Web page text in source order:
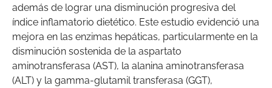
además de lograr una disminución progresiva del
índice inflamatorio dietético. Este estudio evidenció una
mejora en las enzimas hepáticas, particularmente en la
disminución sostenida de la aspartato
aminotransferasa (AST), la alanina aminotransferasa
(ALT) y la gamma-glutamil transferasa (GGT),